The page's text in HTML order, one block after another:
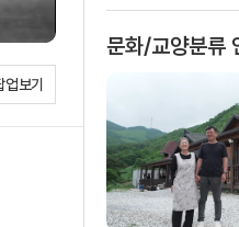
업보기
문화/교양분류